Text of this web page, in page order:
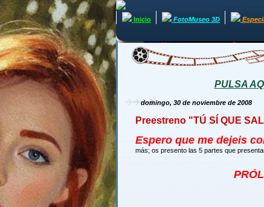
Inicio FotoMuseo 3D
PULSA
domingo, 30 de noviembre de 2008
Preestreno "TÚ SÍ QUE
Espero que me dejeis
más; os presento las 5 partes que